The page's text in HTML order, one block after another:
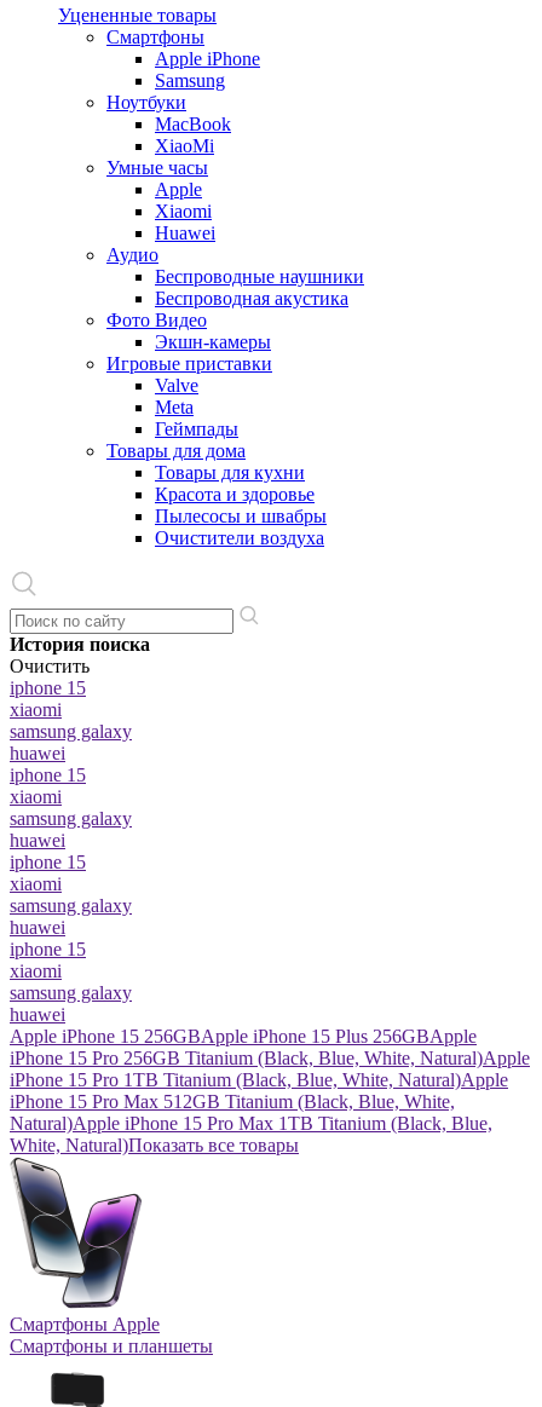
Уцененные товары
Cмартфоны
Apple iPhone
Samsung
Ноутбуки
MacBook
XiaoMi
Умные часы
Apple
Xiaomi
Huawei
Аудио
Беспроводные наушники
Беспроводная акустика
Фото Видео
Экшн-камеры
Игровые приставки
Valve
Meta
Геймпады
Товары для дома
Товары для кухни
Красота и здоровье
Пылесосы и швабры
Очистители воздуха
История поиска
Очистить
iphone 15
xiaomi
samsung galaxy
huawei
iphone 15
xiaomi
samsung galaxy
huawei
iphone 15
xiaomi
samsung galaxy
huawei
iphone 15
xiaomi
samsung galaxy
huawei
Apple iPhone 15 256GBApple iPhone 15 Plus 256GBApple
iPhone 15 Pro 256GB Titanium (Black, Blue, White, Natural)Apple
iPhone 15 Pro 1TB Titanium (Black, Blue, White, Natural)Apple
iPhone 15 Pro Max 512GB Titanium (Black, Blue, White,
Natural)Apple iPhone 15 Pro Max 1TB Titanium (Black, Blue,
White, Natural)Показать все товары
Смартфоны Apple
Смартфоны и планшеты